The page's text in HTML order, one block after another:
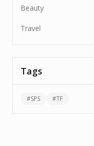
Beauty
Travel
Tags
#SPS #TF